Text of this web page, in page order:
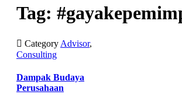
Tag:
 Category Advisor,
Consulting
Dampak Budaya
Perusahaan